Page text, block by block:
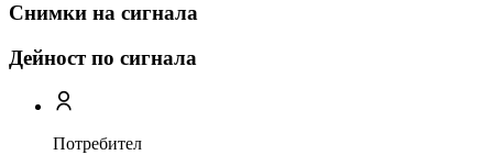
Снимки на сигнала
Дейност по сигнала
Потребител